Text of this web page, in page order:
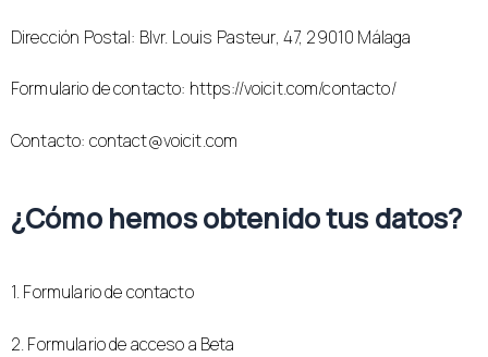
Dirección Postal: Blvr. Louis Pasteur, 47, 29010 Málaga
Formulario de contacto: https://voicit.com/contacto/
Contacto: contact@voicit.com
¿Cómo hemos obtenido tus datos?
1. Formulario de contacto
2. Formulario de acceso a Beta